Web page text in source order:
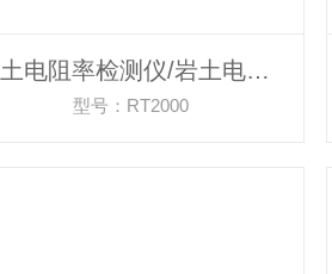
岩土电阻率检测仪/岩土电阻率测试仪/岩土多参数测试仪
型号：RT2000